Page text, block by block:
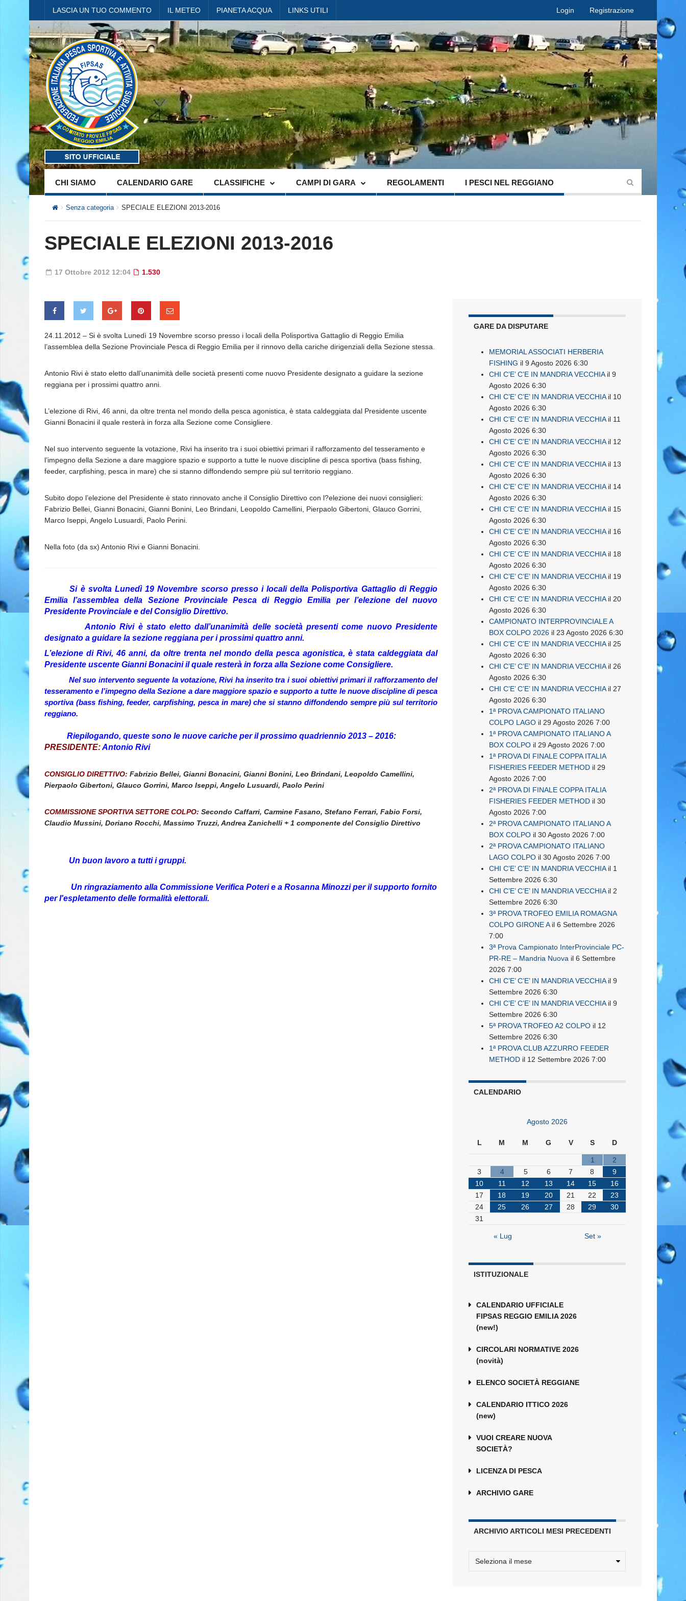
LASCIA UN TUO COMMENTO IL METEO PIANETA ACQUA LINKS UTILI Login Registrazione
CHI SIAMO CALENDARIO GARE CLASSIFICHE CAMPI DI GARA REGOLAMENTI I PESCI NEL REGGIANO
Senza categoria SPECIALE ELEZIONI 2013-2016
SPECIALE ELEZIONI 2013-2016
17 Ottobre 2012 12:04 1.530
24.11.2012 – Si è svolta Lunedì 19 Novembre scorso presso i locali della Polisportiva Gattaglio di Reggio Emilia
l’assemblea della Sezione Provinciale Pesca di Reggio Emilia per il rinnovo della cariche dirigenziali della Sezione stessa.
Antonio Rivi è stato eletto dall’unanimità delle società presenti come nuovo Presidente designato a guidare la sezione
reggiana per i prossimi quattro anni.
L’elezione di Rivi, 46 anni, da oltre trenta nel mondo della pesca agonistica, è stata caldeggiata dal Presidente uscente
Gianni Bonacini il quale resterà in forza alla Sezione come Consigliere.
Nel suo intervento seguente la votazione, Rivi ha inserito tra i suoi obiettivi primari il rafforzamento del tesseramento e
l’impegno della Sezione a dare maggiore spazio e supporto a tutte le nuove discipline di pesca sportiva (bass fishing,
feeder, carpfishing, pesca in mare) che si stanno diffondendo sempre più sul territorio reggiano.
Subito dopo l’elezione del Presidente è stato rinnovato anche il Consiglio Direttivo con l?elezione dei nuovi consiglieri:
Fabrizio Bellei, Gianni Bonacini, Gianni Bonini, Leo Brindani, Leopoldo Camellini, Pierpaolo Gibertoni, Glauco Gorrini,
Marco Iseppi, Angelo Lusuardi, Paolo Perini.
Nella foto (da sx) Antonio Rivi e Gianni Bonacini.
Si è svolta Lunedì 19 Novembre scorso presso i locali della Polisportiva Gattaglio di Reggio
Emilia l’assemblea della Sezione Provinciale Pesca di Reggio Emilia per l’elezione del nuovo
Presidente Provinciale e del Consiglio Direttivo.
Antonio Rivi è stato eletto dall’unanimità delle società presenti come nuovo Presidente
designato a guidare la sezione reggiana per i prossimi quattro anni.
L’elezione di Rivi, 46 anni, da oltre trenta nel mondo della pesca agonistica, è stata caldeggiata dal
Presidente uscente Gianni Bonacini il quale resterà in forza alla Sezione come Consigliere.
Nel suo intervento seguente la votazione, Rivi ha inserito tra i suoi obiettivi primari il rafforzamento del
tesseramento e l’impegno della Sezione a dare maggiore spazio e supporto a tutte le nuove discipline di pesca
sportiva (bass fishing, feeder, carpfishing, pesca in mare) che si stanno diffondendo sempre più sul territorio
reggiano.
Riepilogando, queste sono le nuove cariche per il prossimo quadriennio 2013 – 2016:
PRESIDENTE:Antonio Rivi
CONSIGLIO DIRETTIVO: Fabrizio Bellei, Gianni Bonacini, Gianni Bonini, Leo Brindani, Leopoldo Camellini,
Pierpaolo Gibertoni, Glauco Gorrini, Marco Iseppi, Angelo Lusuardi, Paolo Perini
COMMISSIONE SPORTIVA SETTORE COLPO: Secondo Caffarri, Carmine Fasano, Stefano Ferrari, Fabio Forsi,
Claudio Mussini, Doriano Rocchi, Massimo Truzzi, Andrea Zanichelli + 1 componente del Consiglio Direttivo
Un buon lavoro a tutti i gruppi.
Un ringraziamento alla Commissione Verifica Poteri e a Rosanna Minozzi per il supporto fornito
per l'espletamento delle formalità elettorali.
GARE DA DISPUTARE
MEMORIAL ASSOCIATI HERBERIA
FISHING il 9 Agosto 2026 6:30
CHI C’E’ C’E IN MANDRIA VECCHIAil 9
Agosto 2026 6:30
CHI C’E’ C’E’ IN MANDRIA VECCHIAil 10
Agosto 2026 6:30
CHI C’E’ C’E’ IN MANDRIA VECCHIAil 11
Agosto 2026 6:30
CHI C’E’ C’E’ IN MANDRIA VECCHIAil 12
Agosto 2026 6:30
CHI C’E’ C’E’ IN MANDRIA VECCHIAil 13
Agosto 2026 6:30
CHI C’E’ C’E’ IN MANDRIA VECCHIAil 14
Agosto 2026 6:30
CHI C’E’ C’E’ IN MANDRIA VECCHIAil 15
Agosto 2026 6:30
CHI C’E’ C’E’ IN MANDRIA VECCHIAil 16
Agosto 2026 6:30
CHI C’E’ C’E’ IN MANDRIA VECCHIAil 18
Agosto 2026 6:30
CHI C’E’ C’E’ IN MANDRIA VECCHIAil 19
Agosto 2026 6:30
CHI C’E’ C’E’ IN MANDRIA VECCHIAil 20
Agosto 2026 6:30
CAMPIONATO INTERPROVINCIALE A
BOX COLPO 2026 il 23 Agosto 2026 6:30
CHI C’E’ C’E’ IN MANDRIA VECCHIAil 25
Agosto 2026 6:30
CHI C’E’ C’E’ IN MANDRIA VECCHIAil 26
Agosto 2026 6:30
CHI C’E’ C’E’ IN MANDRIA VECCHIAil 27
Agosto 2026 6:30
1ª PROVA CAMPIONATO ITALIANO
COLPO LAGO il 29 Agosto 2026 7:00
1ª PROVA CAMPIONATO ITALIANO A
BOX COLPO il 29 Agosto 2026 7:00
1ª PROVA DI FINALE COPPA ITALIA
FISHERIES FEEDER METHOD il 29
Agosto 2026 7:00
2ª PROVA DI FINALE COPPA ITALIA
FISHERIES FEEDER METHOD il 30
Agosto 2026 7:00
2ª PROVA CAMPIONATO ITALIANO A
BOX COLPO il 30 Agosto 2026 7:00
2ª PROVA CAMPIONATO ITALIANO
LAGO COLPO il 30 Agosto 2026 7:00
CHI C’E’ C’E’ IN MANDRIA VECCHIAil 1
Settembre 2026 6:30
CHI C’E’ C’E’ IN MANDRIA VECCHIAil 2
Settembre 2026 6:30
3ª PROVA TROFEO EMILIA ROMAGNA
COLPO GIRONE Ail 6 Settembre 2026
7:00
3ª Prova Campionato InterProvinciale PC-
PR-RE – Mandria Nuova il 6 Settembre
2026 7:00
CHI C’E’ C’E’ IN MANDRIA VECCHIAil 9
Settembre 2026 6:30
CHI C’E’ C’E’ IN MANDRIA VECCHIAil 9
Settembre 2026 6:30
5ª PROVA TROFEO A2 COLPO il 12
Settembre 2026 6:30
1ª PROVA CLUB AZZURRO FEEDER
METHOD il 12 Settembre 2026 7:00
CALENDARIO
Agosto 2026
L M M G V S D
1
2
3
4 5 6 7 8
9
10
11 12 13 14 15
16
17
18 19 20 21 22
23
24
25 26 27 28 29
30
31
« Lug Set »
ISTITUZIONALE
CALENDARIO UFFICIALE
FIPSAS REGGIO EMILIA 2026
(new!)
CIRCOLARI NORMATIVE 2026
(novità)
ELENCO SOCIETÀ REGGIANE
CALENDARIO ITTICO 2026
(new)
VUOI CREARE NUOVA
SOCIETÀ?
LICENZA DI PESCA
ARCHIVIO GARE
ARCHIVIO ARTICOLI MESI PRECEDENTI